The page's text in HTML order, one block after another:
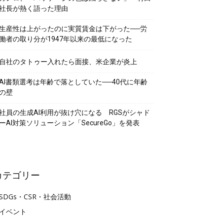
長が熱く語った理由
産性は上がったのに実質賃金は下がった──労
者の取り分が1947年以来の最低になった
社のタトゥー入れたら面接、米企業が炎上
書類選考は年齢で落としていた──40代に年齢
壁
員の生成AI利用が抜け穴になる RGSがシャド
AI対策ソリューション「SecureGo」を発表
テゴリー
・CSR・社会活動
ベント